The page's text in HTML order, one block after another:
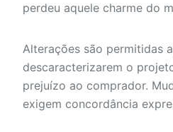
perdeu aquele charme do
Alterações são permitidas
descaracterizarem o
prejuízo ao comprador.
exigem concordância